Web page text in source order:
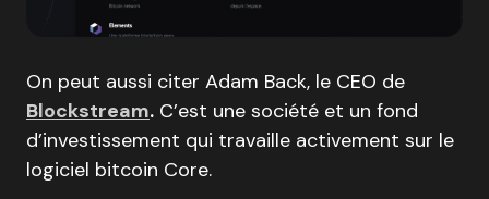
On peut aussi citer Adam Back, le CEO de
Blockstream. C’est une société et un fond
d’investissement qui travaille activement sur le
logiciel bitcoin Core.